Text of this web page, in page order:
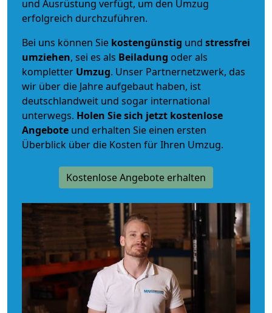
und Ausrüstung verfügt, um den Umzug
erfolgreich durchzuführen.
Bei uns können Sie kostengünstig und stressfrei
umziehen, sei es als Beiladung oder als
kompletter Umzug. Unser Partnernetzwerk, das
wir über die Jahre aufgebaut haben, ist
deutschlandweit und sogar international
unterwegs. Holen Sie sich jetzt kostenlose
Angebote und erhalten Sie einen ersten
Überblick über die Kosten für Ihren Umzug.
Kostenlose Angebote erhalten